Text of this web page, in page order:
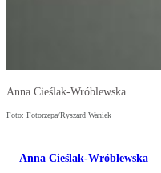
Anna Cieślak-Wróblewska
Foto: Fotorzepa/Ryszard Waniek
Anna Cieślak-Wróblewska